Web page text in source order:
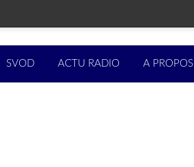
SVOD ACTU RADIO A PROPOS